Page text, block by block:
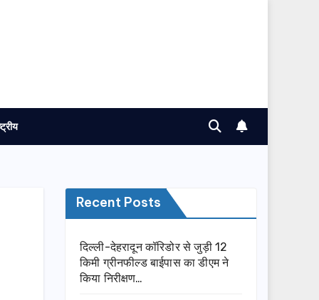
Recent Posts
दिल्ली-देहरादून कॉरिडोर से जुड़ी 12
किमी ग्रीनफील्ड बाईपास का डीएम ने
किया निरीक्षण…